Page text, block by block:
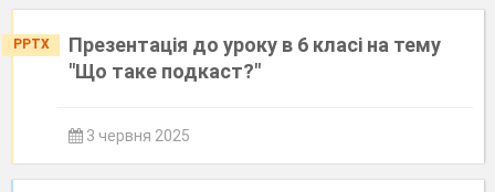
PPTX
Презентація до уроку в 6 класі на тему
"Що таке подкаст?"
3 червня 2025